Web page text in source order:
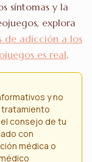
síntomas y la
explora
de adicción a los
es real.
y no
consejo de tu
con
médica o